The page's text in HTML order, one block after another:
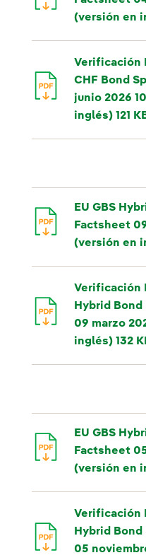
(versión en
Verificación
CHF Bond
junio 2026
inglés) 121
EU GBS
Factsheet
(versión en
Verificación
Hybrid
09 marzo
inglés) 132
EU GBS
Factsheet
(versión en
Verificación
Hybrid
05